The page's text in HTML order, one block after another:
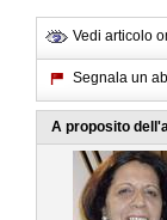
Vedi articolo
Segnala un
A proposito